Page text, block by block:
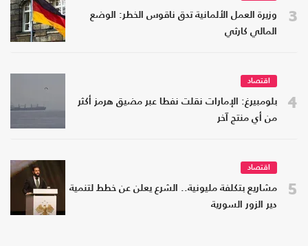
3
وزيرة العمل الألمانية تدق ناقوس الخطر: الوضع
المالي كارثي
4
اقتصاد
بلومبيرغ: الإمارات نقلت نفطا عبر مضيق هرمز أكثر
من أي منتج آخر
5
اقتصاد
مشاريع بتكلفة مليونية.. الشرع يعلن عن خطط لتنمية
دير الزور السورية